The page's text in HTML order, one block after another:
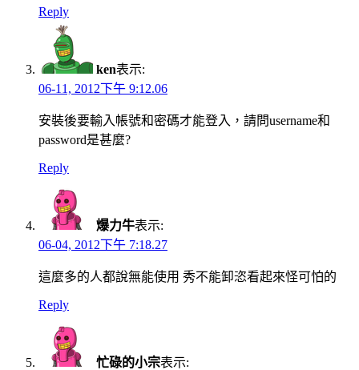
Reply
ken表示:
06-11, 2012下午 9:12.06
安裝後要輸入帳號和密碼才能登入，請問username和
password是甚麼?
Reply
爆力牛表示:
06-04, 2012下午 7:18.27
這麼多的人都說無能使用 秀不能卸恣看起來怪可怕的
Reply
忙碌的小宗表示: